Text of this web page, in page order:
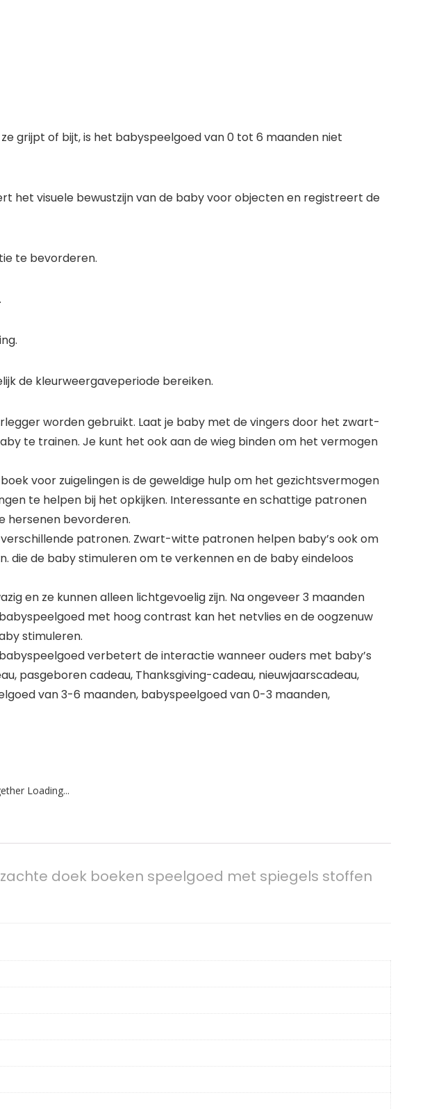
grijpt of bijt, is het babyspeelgoed van 0 tot 6 maanden niet
visuele bewustzijn van de baby voor objecten en registreert de
te bevorderen.
de kleurweergaveperiode bereiken.
worden gebruikt. Laat je baby met de vingers door het zwart-
te trainen. Je kunt het ook aan de wieg binden om het vermogen
voor zuigelingen is de geweldige hulp om het gezichtsvermogen
te helpen bij het opkijken. Interessante en schattige patronen
hersenen bevorderen.
patronen. Zwart-witte patronen helpen baby’s ook om
de baby stimuleren om te verkennen en de baby eindeloos
en ze kunnen alleen lichtgevoelig zijn. Na ongeveer 3 maanden
met hoog contrast kan het netvlies en de oogzenuw
stimuleren.
verbetert de interactie wanneer ouders met baby’s
pasgeboren cadeau, Thanksgiving-cadeau, nieuwjaarscadeau,
van 3-6 maanden, babyspeelgoed van 0-3 maanden,
Loading...
doek boeken speelgoed met spiegels stoffen